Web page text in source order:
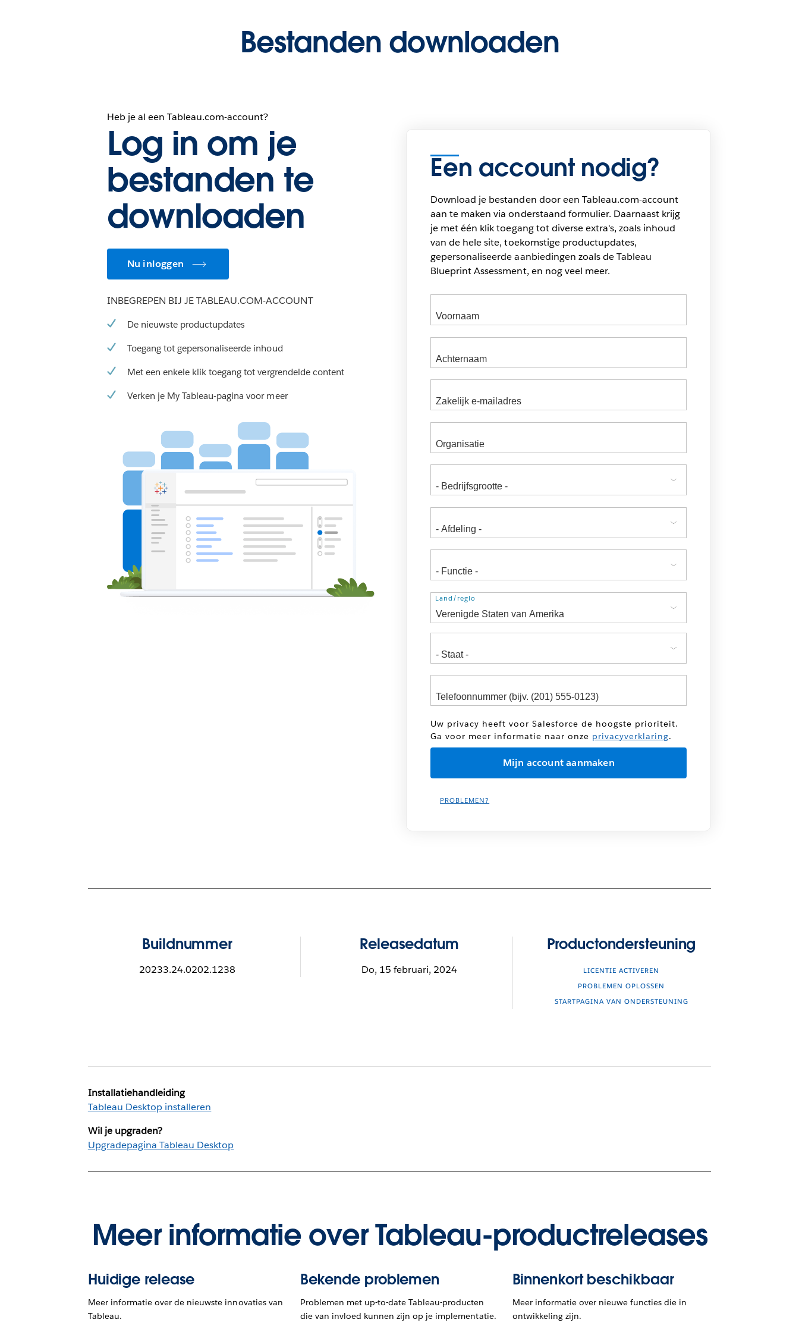
Bestanden downloaden
Heb je al een Tableau.com-account?
Log in om je
bestanden te
downloaden
Nu inloggen
INBEGREPEN BIJ JE TABLEAU.COM-ACCOUNT
De nieuwste productupdates
Toegang tot gepersonaliseerde inhoud
Met een enkele klik toegang tot vergrendelde content
Verken je My Tableau-pagina voor meer
Een account nodig?
Download je bestanden door een Tableau.com-account
aan te maken via onderstaand formulier. Daarnaast krijg
je met één klik toegang tot diverse extra's, zoals inhoud
van de hele site, toekomstige productupdates,
gepersonaliseerde aanbiedingen zoals de Tableau
Blueprint Assessment, en nog veel meer.
Adres
Land/regio
Uw privacy heeft voor Salesforce de hoogste prioriteit.
Ga voor meer informatie naar onze privacyverklaring.
PROBLEMEN?
Buildnummer
20233.24.0202.1238
Releasedatum
Do, 15 februari, 2024
Productondersteuning
LICENTIE ACTIVEREN
PROBLEMEN OPLOSSEN
STARTPAGINA VAN ONDERSTEUNING
Installatiehandleiding
Tableau Desktop installeren
Wil je upgraden?
Upgradepagina Tableau Desktop
Meer informatie over Tableau-productreleases
Huidige release
Meer informatie over de nieuwste innovaties van
Tableau.
Bekende problemen
Problemen met up-to-date Tableau-producten
die van invloed kunnen zijn op je implementatie.
Binnenkort beschikbaar
Meer informatie over nieuwe functies die in
ontwikkeling zijn.